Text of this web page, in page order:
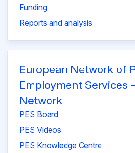
Funding
Reports and analysis
European Network of
Employment Services
Network
PES Board
PES Videos
PES Knowledge Centre